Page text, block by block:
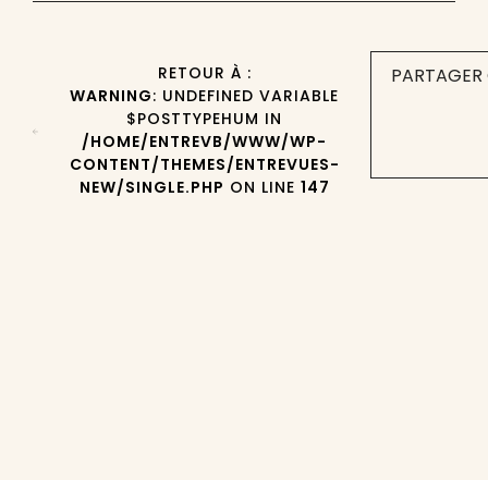
RETOUR À :
WARNING: UNDEFINED VARIABLE
$POSTTYPEHUM IN
/HOME/ENTREVB/WWW/WP-
CONTENT/THEMES/ENTREVUES-
NEW/SINGLE.PHP ON LINE 147